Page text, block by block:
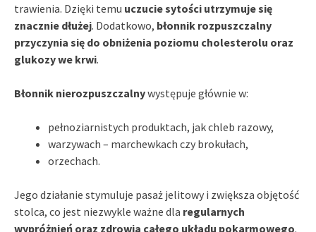
trawienia. Dzięki temu uczucie sytości utrzymuje się
znacznie dłużej. Dodatkowo, błonnik rozpuszczalny
przyczynia się do obniżenia poziomu cholesterolu oraz
glukozy we krwi.
Błonnik nierozpuszczalnywystępuje głównie w:
pełnoziarnistych produktach, jak chleb razowy,
warzywach – marchewkach czy brokułach,
orzechach.
Jego działanie stymuluje pasaż jelitowy i zwiększa objętość
stolca, co jest niezwykle ważne dla regularnych
wypróżnień oraz zdrowia całego układu pokarmowego.